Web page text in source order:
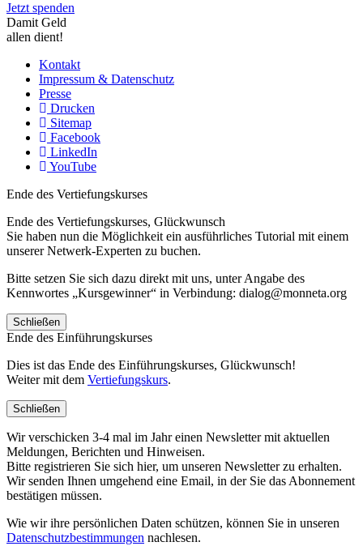
Jetzt spenden
Damit Geld
allen dient!
Kontakt
Impressum & Datenschutz
Presse
Drucken
Sitemap
Facebook
LinkedIn
YouTube
Ende des Vertiefungskurses
Ende des Vertiefungskurses, Glückwunsch
Sie haben nun die Möglichkeit ein ausführliches Tutorial mit einem
unserer Netwerk-Experten zu buchen.
Bitte setzen Sie sich dazu direkt mit uns, unter Angabe des
Kennwortes „Kursgewinner“ in Verbindung: dialog@monneta.org
Schließen
Ende des Einführungskurses
Dies ist das Ende des Einführungskurses, Glückwunsch!
Weiter mit dem Vertiefungskurs.
Schließen
Wir verschicken 3-4 mal im Jahr einen Newsletter mit aktuellen
Meldungen, Berichten und Hinweisen.
Bitte registrieren Sie sich hier, um unseren Newsletter zu erhalten.
Wir senden Ihnen umgehend eine Email, in der Sie das Abonnement
bestätigen müssen.
Wie wir ihre persönlichen Daten schützen, können Sie in unseren
Datenschutzbestimmungen nachlesen.